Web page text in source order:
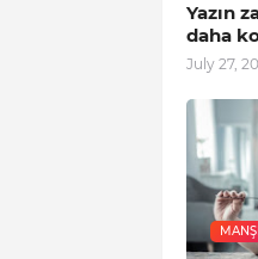
Yazın
daha
July 27,